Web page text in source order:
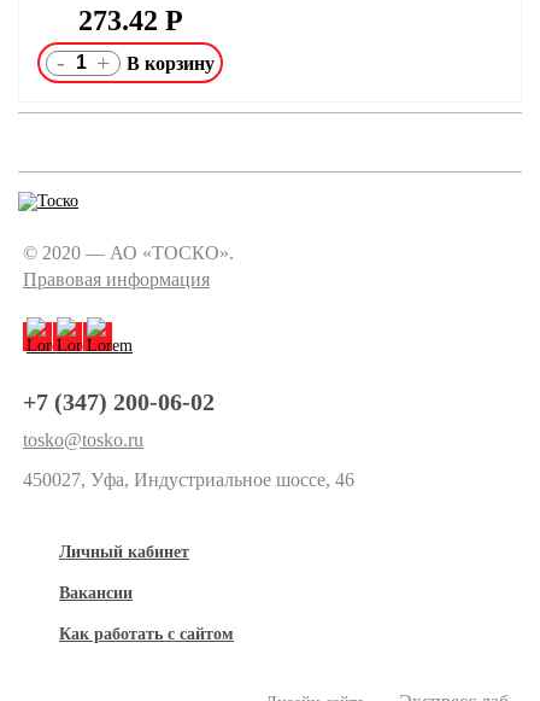
273.42 Р
- +
© 2020 — АО «ТОСКО».
Правовая информация
+7 (347) 200-06-02
tosko@tosko.ru
450027, Уфа, Индустриальное шоссе, 46
Личный кабинет
Вакансии
Как работать с сайтом